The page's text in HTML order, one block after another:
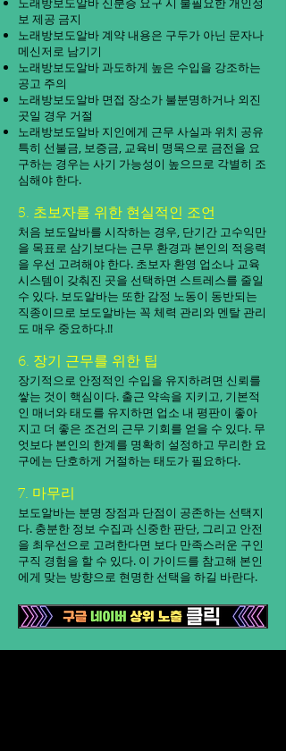
보 제공 금지
노래방보도알바 계약 내용은 구두가 아닌 문자나
메신저로 남기기
노래방보도알바 과도하게 높은 수입을 강조하는
공고 주의
노래방보도알바 면접 장소가 불분명하거나 외진
곳일 경우 거절
노래방보도알바 지인에게 근무 사실과 위치 공유
특히 선불금, 보증금, 교육비 명목으로 금전을 요
구하는 경우는 사기 가능성이 높으므로 각별히 조
심해야 한다.
5. 초보자를 위한 현실적인 조언
처음 보도알바를 시작하는 경우, 단기간 고수익만
을 목표로 삼기보다는 근무 환경과 본인의 적응력
을 우선 고려해야 한다. 초보자 환영 업소나 교육
시스템이 갖춰진 곳을 선택하면 스트레스를 줄일
수 있다. 보도알바는 또한 감정 노동이 동반되는
직종이므로 보도알바는 꼭 체력 관리와 멘탈 관리
도 매우 중요하다.!!
6. 장기 근무를 위한 팁
장기적으로 안정적인 수입을 유지하려면 신뢰를
쌓는 것이 핵심이다. 출근 약속을 지키고, 기본적
인 매너와 태도를 유지하면 업소 내 평판이 좋아
지고 더 좋은 조건의 근무 기회를 얻을 수 있다. 무
엇보다 본인의 한계를 명확히 설정하고 무리한 요
구에는 단호하게 거절하는 태도가 필요하다.
7. 마무리
보도알바는 분명 장점과 단점이 공존하는 선택지
다. 충분한 정보 수집과 신중한 판단, 그리고 안전
을 최우선으로 고려한다면 보다 만족스러운 구인
구직 경험을 할 수 있다. 이 가이드를 참고해 본인
에게 맞는 방향으로 현명한 선택을 하길 바란다.